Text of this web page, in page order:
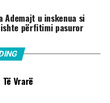
Ademajt u inskenua si
përfitimi pasuror
Vrarë